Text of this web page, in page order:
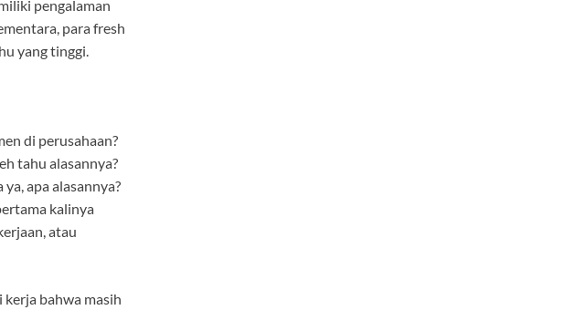
pengalaman
para fresh
yang tinggi.
di perusahaan?
tahu alasannya?
apa alasannya?
kalinya
atau
bahwa masih